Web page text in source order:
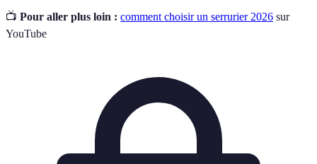
📺 Pour aller plus loin : comment choisir un serrurier 2026 sur
YouTube